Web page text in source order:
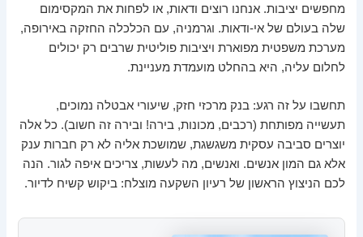
מחפשים יציבות. אנחנו רוצים ודאות, או לפחות את המקסימום
שלה בעולם של אי-ודאות. וגרמניה, עם הכלכלה החזקה באירופה,
מערכת משפטית מפוארת ויציבות פוליטית שרבים רק יכולים
לחלום עליה, היא בהחלט מועמדת מעניינת.
תחשבו על זה רגע: בנק מרכזי חזק, שיעורי אבטלה נמוכים,
תעשייה מפותחת (רכבים, מכונות, בירה! ובירה זה חשוב). כל אלה
יוצרים סביבה עסקית משגשגת, שמושכת אליה לא רק חברות ענק
אלא גם המון אנשים. ואנשים, מה לעשות, צריכים איפה לגור. הנה
לכם הניצוץ הראשון של רעיון השקעה מוצלח: ביקוש קשיח לדיור.